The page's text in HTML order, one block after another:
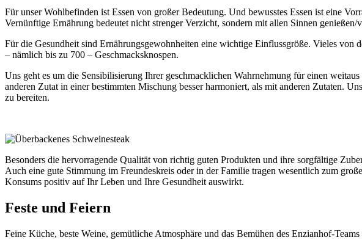
Für unser Wohlbefinden ist Essen von großer Bedeutung. Und bewusstes Essen ist eine
Vernünftige Ernährung bedeutet nicht strenger Verzicht, sondern mit allen Sinnen genießen/
Für die Gesundheit sind Ernährungsgewohnheiten eine wichtige Einflussgröße. Vieles von
– nämlich bis zu 700 – Geschmacksknospen.
Uns geht es um die Sensibilisierung Ihrer geschmacklichen Wahrnehmung für einen
anderen Zutat in einer bestimmten Mischung besser harmoniert, als mit anderen Zutaten.
zu bereiten.
Besonders die hervorragende Qualität von richtig guten Produkten und ihre sorgfältige
Auch eine gute Stimmung im Freundeskreis oder in der Familie tragen wesentlich zum
Konsums positiv auf Ihr Leben und Ihre Gesundheit auswirkt.
Feste und Feiern
Feine Küche, beste Weine, gemütliche Atmosphäre und das Bemühen des Enzianhof-